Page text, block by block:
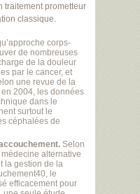
traitement prometteur
classique.
corps-
de nombreuses
de la douleur
par le cancer, et
une revue de la
2004, les données
dans le
surtout le
céphalées de
Selon
alternative
la gestion de la
le
efficacement pour